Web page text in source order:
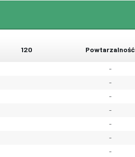
120 Powtarzalność
-
-
-
-
-
-
-